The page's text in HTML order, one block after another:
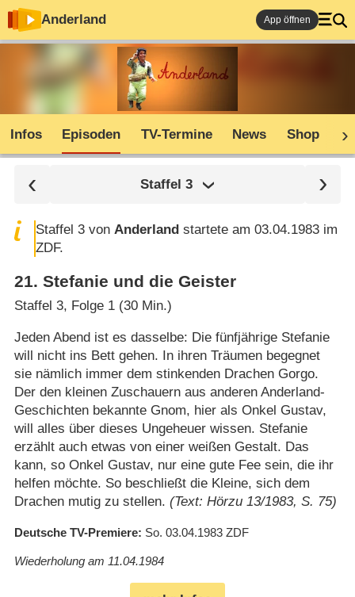
Anderland App öffnen
Infos Episoden TV-Termine News Shop
Staffel 3
Staffel 3 vonAnderland startete am 03.04.1983 im
ZDF.
21. Stefanie und die Geister
Staffel 3, Folge 1 (30 Min.)
Jeden Abend ist es dasselbe: Die fünfjährige Stefanie
will nicht ins Bett gehen. In ihren Träumen begegnet
sie nämlich immer dem stinkenden Drachen Gorgo.
Der den kleinen Zuschauern aus anderen Anderland-
Geschichten bekannte Gnom, hier als Onkel Gustav,
will alles über dieses Ungeheuer wissen. Stefanie
erzählt auch etwas von einer weißen Gestalt. Das
kann, so Onkel Gustav, nur eine gute Fee sein, die ihr
helfen möchte. So beschließt die Kleine, sich dem
Drachen mutig zu stellen. (Text: Hörzu 13/1983, S. 75)
Deutsche TV-Premiere So. 03.04.1983 ZDF
Wiederholung am 11.04.1984